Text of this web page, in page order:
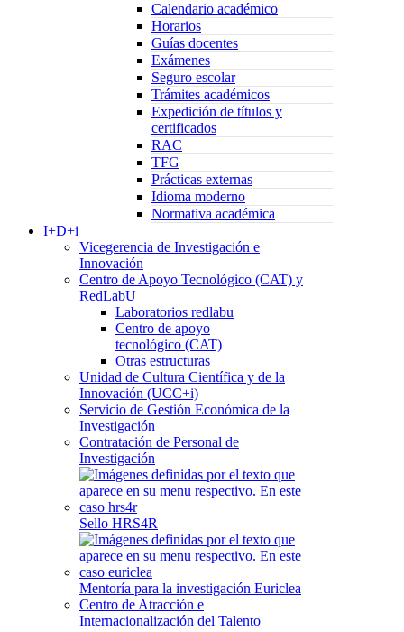
Calendario académico
Horarios
Guías docentes
Exámenes
Seguro escolar
Trámites académicos
Expedición de títulos y
certificados
RAC
TFG
Prácticas externas
Idioma moderno
Normativa académica
I+D+i
Vicegerencia de Investigación e
Innovación
Centro de Apoyo Tecnológico (CAT) y
RedLabU
Laboratorios redlabu
Centro de apoyo
tecnológico (CAT)
Otras estructuras
Unidad de Cultura Científica y de la
Innovación (UCC+i)
Servicio de Gestión Económica de la
Investigación
Contratación de Personal de
Investigación
Sello HRS4R
Mentoría para la investigación Euriclea
Centro de Atracción e
Internacionalización del Talento